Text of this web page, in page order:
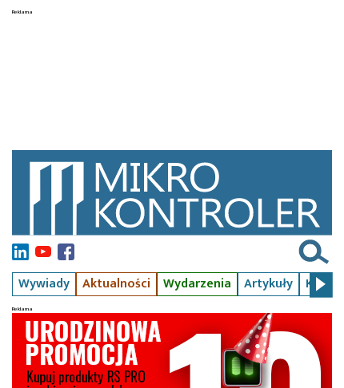
Wywiady Aktualności Wydarzenia Artykuły Kursy